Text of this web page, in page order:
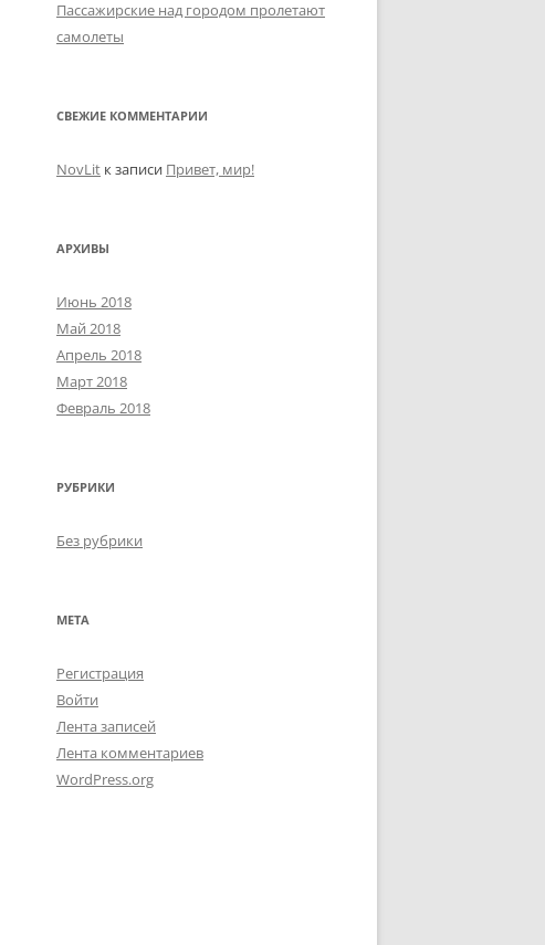
Пассажирские над городом пролетают
самолеты
СВЕЖИЕ КОММЕНТАРИИ
NovLit к записи Привет, мир!
АРХИВЫ
Июнь 2018
Май 2018
Апрель 2018
Март 2018
Февраль 2018
РУБРИКИ
Без рубрики
МЕТА
Регистрация
Войти
Лента записей
Лента комментариев
WordPress.org